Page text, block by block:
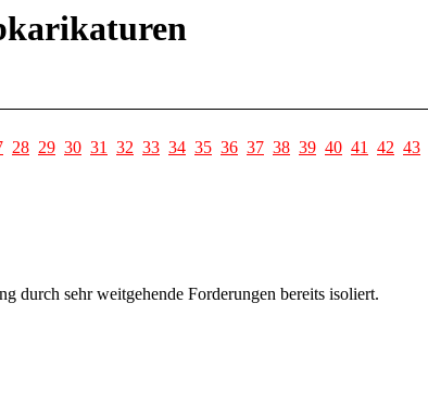
28 29 30 31 32 33 34 35 36 37 38 39 40 41 42 43
durch sehr weitgehende Forderungen bereits isoliert.